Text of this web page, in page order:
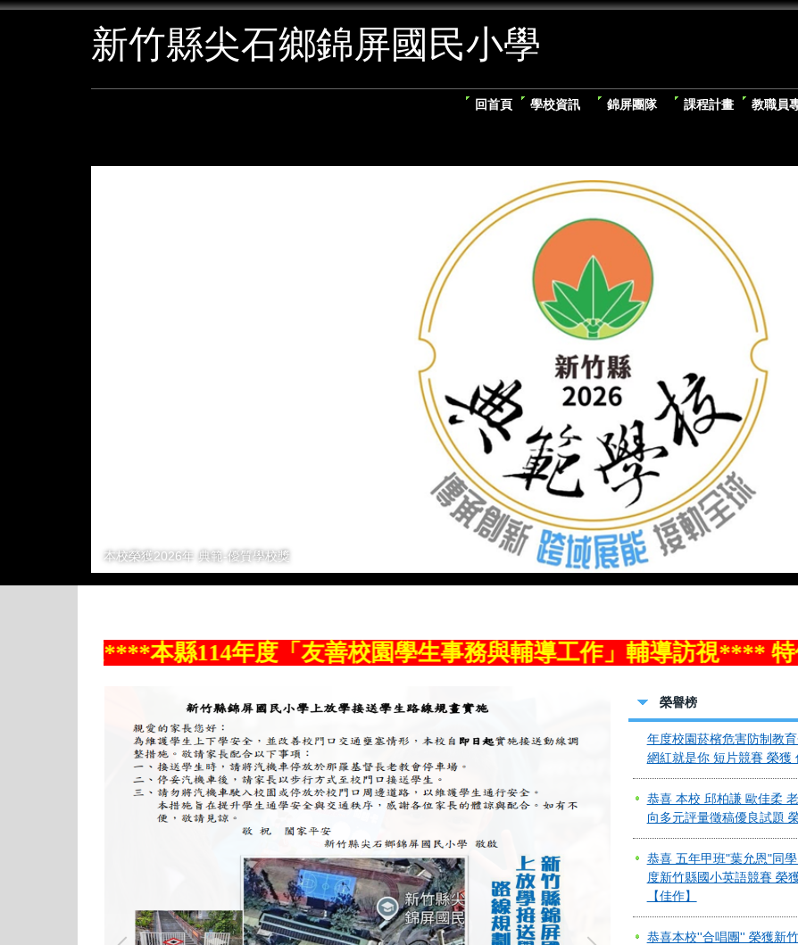
跳
新竹縣尖石鄉錦屏國民小學
回首頁 學校資訊 錦屏團隊 課程計畫 教職員
本校榮獲2026年 典範-優質學校獎
本縣114年度「友善校園學生事務與輔導工作」輔導訪視**** 特優 賀
榮譽榜
恭喜 六年甲班"葉允恩"同
竹縣語文競賽 榮獲 泰雅族
恭喜 六年甲班"謝晧恩"同
竹縣語文競賽 榮獲 泰雅族
等】
恭喜 本校 ''葉允恩'' 同學 參
75屆尖石鄉運動會 榮獲國
跳遠 第二名
恭喜 本校 ''尤慕絲沙撒'' 同
賀 本校113學年度午餐輔
佳績 !!
恭喜本校 葉允恩 謝晧恩 同
年度校園菸檳危害防制教
網紅就是你 短片競賽 榮獲
恭喜 本校 邱柏謙 歐佳柔
向多元評量徵稿優良試題
恭喜 五年甲班"葉允恩"同
度新竹縣國小英語競賽 榮
【佳作】
恭喜本校''合唱團'' 榮獲新
學生音樂暨師生鄉土歌謠